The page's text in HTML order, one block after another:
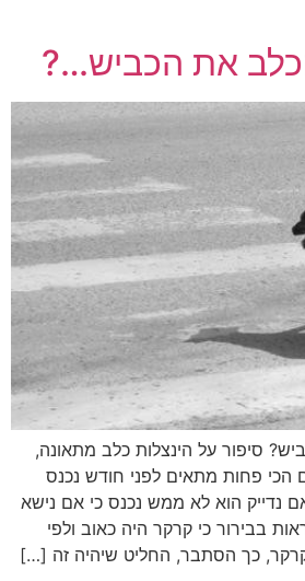
את הכביש…?
סיפור על הינצלות כלב מתאונה,
הכי פחות מתאים לפני חודש נכנס
נדייק הוא לא ממש נכנס כי אם נישא
בבירור כי קרקר היה כאוב ולפי
כך הסתבר, החליט שיהיה זה […]